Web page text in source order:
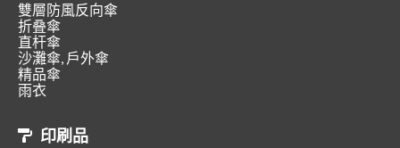
雙層防風反向傘
折叠傘
直杆傘
沙灘傘, 戶外傘
精品傘
雨衣
印刷品